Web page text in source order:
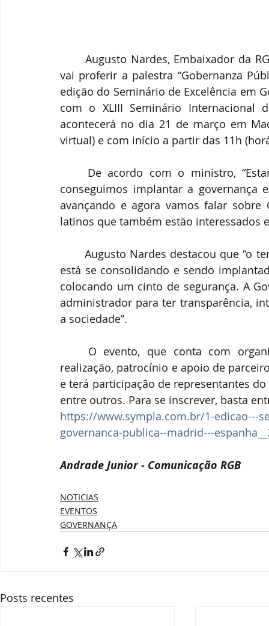
vai proferir a palestra “Gobernanza
edição do Seminário de Excelência em
com o XLIII Seminário Internacional
acontecerá no dia 21 de março em
virtual) e com início a partir das 11h
conseguimos implantar a governança
avançando e agora vamos falar sobre
latinos que também estão interessados
	Augusto Nardes destacou que “o tema está avançando, aos poucos a Governança
está se consolidando e sendo
colocando um cinto de segurança. A
administrador para ter transparência,
a sociedade”.
realização, patrocínio e apoio de
e terá participação de representantes
entre outros. Para se inscrever, basta
https://www.sympla.com.br/1-edicao---
governanca-publica--madrid---
Andrade Junior - Comunicação RGB
NOTICIAS
EVENTOS
GOVERNANÇA
Posts recentes